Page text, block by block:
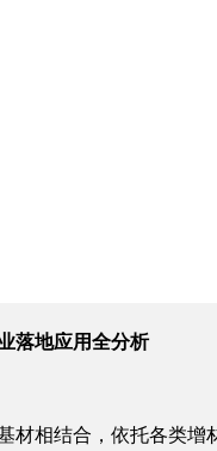
落地应用全分析
材相结合，依托各类增